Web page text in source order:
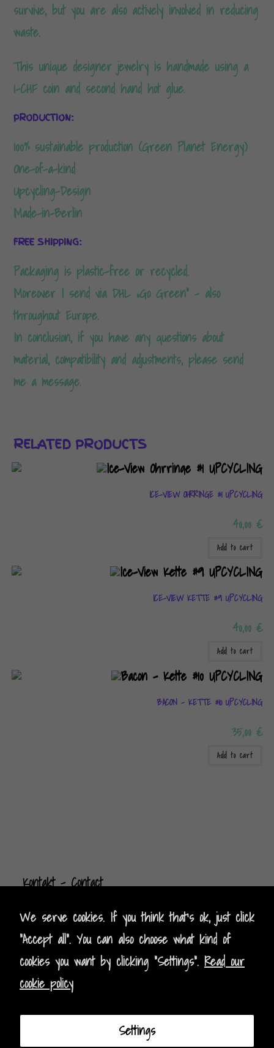
survive, but you are also actively involved in reducing
waste.
This unique designer jewelry is handmade using a
1-CHF coin and second hand hot glue.
PRODUCTION:
100% sustainable production (Green Planet Energy)
One-of-a-kind
Upcycling-Design
Made-in-Berlin
FREE SHIPPING:
Packaging is plastic-free or recycled.
Moreover I send via DHL „Go Green“ – also
throughout Europe.
In conclusion, if you have any questions about
material, compatibility and adjustments, please send
me a message.
RELATED PRODUCTS
ICE-VIEW OHRRINGE #1 UPCYCLING
40,00€
Add to cart
ICE-VIEW KETTE #9 UPCYCLING
40,00€
Add to cart
BACON – KETTE #10 UPCYCLING
35,00€
Add to cart
Kontakt- Contact
Impressum - Legal Policy
Datenschutz - Data Privacy
AGB - Terms and Conditions
Instagram
Facebook
We serve cookies. If you think that's ok, just click
"Accept all". You can also choose what kind of
cookies you want by clicking "Settings". Read our
cookie policy
Settings